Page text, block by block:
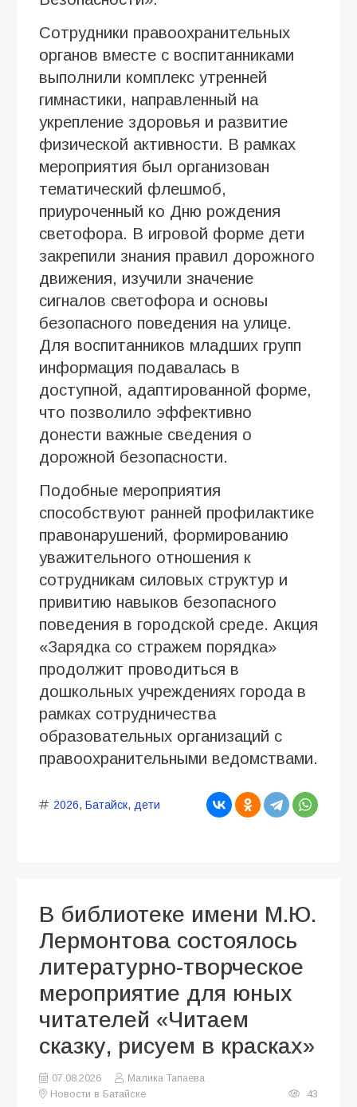
Сотрудники правоохранительных
органов вместе с воспитанниками
выполнили комплекс утренней
гимнастики, направленный на
укрепление здоровья и развитие
физической активности. В рамках
мероприятия был организован
тематический флешмоб,
приуроченный ко Дню рождения
светофора. В игровой форме дети
закрепили знания правил дорожного
движения, изучили значение
сигналов светофора и основы
безопасного поведения на улице.
Для воспитанников младших групп
информация подавалась в
доступной, адаптированной форме,
что позволило эффективно
донести важные сведения о
дорожной безопасности.
Подобные мероприятия
способствуют ранней профилактике
правонарушений, формированию
уважительного отношения к
сотрудникам силовых структур и
привитию навыков безопасного
поведения в городской среде. Акция
«Зарядка со стражем порядка»
продолжит проводиться в
дошкольных учреждениях города в
рамках сотрудничества
образовательных организаций с
правоохранительными ведомствами.
2026, Батайск, дети
В библиотеке имени М.Ю.
Лермонтова состоялось
литературно-творческое
мероприятие для юных
читателей «Читаем
сказку, рисуем в красках»
07.08.2026
Малика Тапаева
Новости в Батайске
43